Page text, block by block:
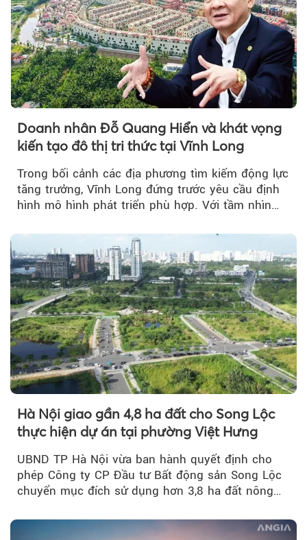
Doanh nhân Đỗ Quang Hiển và khát vọng
kiến tạo đô thị tri thức tại Vĩnh Long
Trong bối cảnh các địa phương tìm kiếm động lực
tăng trưởng, Vĩnh Long đứng trước yêu cầu định
hình mô hình phát triển phù hợp. Với tầm nhìn
Hà Nội giao gần 4,8 ha đất cho Song Lộc
thực hiện dự án tại phường Việt Hưng
UBND TP Hà Nội vừa ban hành quyết định cho
phép Công ty CP Đầu tư Bất động sản Song Lộc
chuyển mục đích sử dụng hơn 3,8 ha đất nông